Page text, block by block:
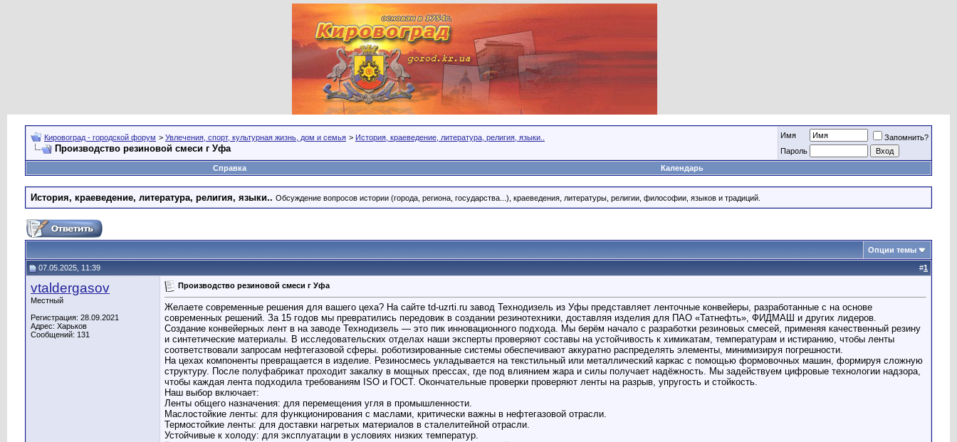
Кировоград - городской форум > Увлечения, спорт, культурная жизнь, дом и семья > История, краеведение, литература, религия, языки..
Производство резиновой смеси г Уфа
Имя
Запомнить?
Пароль
Справка
Календарь
История, краеведение, литература, религия, языки.. Обсуждение вопросов истории (города, региона, государства...), краеведения, литературы, религии, философии, языков и традиций.
Опции темы
07.05.2025, 11:39 #1
vtaldergasov
Местный
Регистрация: 28.09.2021
Адрес: Харьков
Сообщений: 131
Производство резиновой смеси г Уфа
Желаете современные решения для вашего цеха? На сайте td-uzrti.ru завод Технодизель из Уфы представляет ленточные конвейеры, разработанные с на основе
современных решений. За 15 годов мы превратились передовик в создании резинотехники, доставляя изделия для ПАО «Татнефть», ФИДМАШ и других лидеров.
Создание конвейерных лент в на заводе Технодизель — это пик инновационного подхода. Мы берём начало с разработки резиновых смесей, применяя качественный резину
и синтетические материалы. В исследовательских отделах наши эксперты проверяют составы на устойчивость к химикатам, температурам и истиранию, чтобы ленты
соответствовали запросам нефтегазовой сферы. роботизированные системы обеспечивают аккуратно распределять элементы, минимизируя погрешности.
На цехах компоненты превращается в изделие. Резиносмесь укладывается на текстильный или металлический каркас с помощью формовочных машин, формируя сложную
структуру. После полуфабрикат проходит закалку в мощных прессах, где под влиянием жара и силы получает надёжность. Мы задействуем цифровые технологии надзора,
чтобы каждая лента подходила требованиям ISO и ГОСТ. Окончательные проверки проверяют ленты на разрыв, упругость и стойкость.
Наш выбор включает:
Ленты общего назначения: для перемещения угля в промышленности.
Маслостойкие ленты: для функционирования с маслами, критически важны в нефтегазовой отрасли.
Термостойкие ленты: для доставки нагретых материалов в сталелитейной отрасли.
Устойчивые к холоду: для эксплуатации в условиях низких температур.